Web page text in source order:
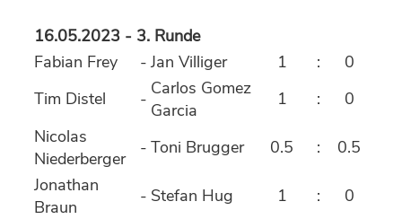
16.05.2023 - 3. Runde
Fabian Frey
- Jan Villiger 1 :
0
Tim Distel
- Carlos Gomez
Garcia
1 :
0
Nicolas
Niederberger
- Toni Brugger 0.5 :
0.5
Jonathan
Braun
- Stefan Hug 1 :
0